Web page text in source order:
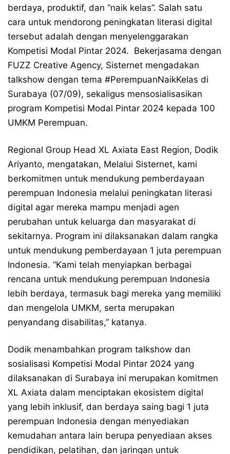
berdaya, produktif, dan “naik kelas”. Salah satu
cara untuk mendorong peningkatan literasi digital
tersebut adalah dengan menyelenggarakan
Kompetisi Modal Pintar 2024. Bekerjasama dengan
FUZZ Creative Agency, Sisternet mengadakan
talkshow dengan tema #PerempuanNaikKelas di
Surabaya (07/09), sekaligus mensosialisasikan
program Kompetisi Modal Pintar 2024 kepada 100
UMKM Perempuan.
Regional Group Head XL Axiata East Region, Dodik
Ariyanto, mengatakan, Melalui Sisternet, kami
berkomitmen untuk mendukung pemberdayaan
perempuan Indonesia melalui peningkatan literasi
digital agar mereka mampu menjadi agen
perubahan untuk keluarga dan masyarakat di
sekitarnya. Program ini dilaksanakan dalam rangka
untuk mendukung pemberdayaan 1 juta perempuan
Indonesia. “Kami telah menyiapkan berbagai
rencana untuk mendukung perempuan Indonesia
lebih berdaya, termasuk bagi mereka yang memiliki
dan mengelola UMKM, serta merupakan
penyandang disabilitas,” katanya.
Dodik menambahkan program talkshow dan
sosialisasi Kompetisi Modal Pintar 2024 yang
dilaksanakan di Surabaya ini merupakan komitmen
XL Axiata dalam menciptakan ekosistem digital
yang lebih inklusif, dan berdaya saing bagi 1 juta
perempuan Indonesia dengan menyediakan
kemudahan antara lain berupa penyediaan akses
pendidikan, pelatihan, dan jaringan untuk